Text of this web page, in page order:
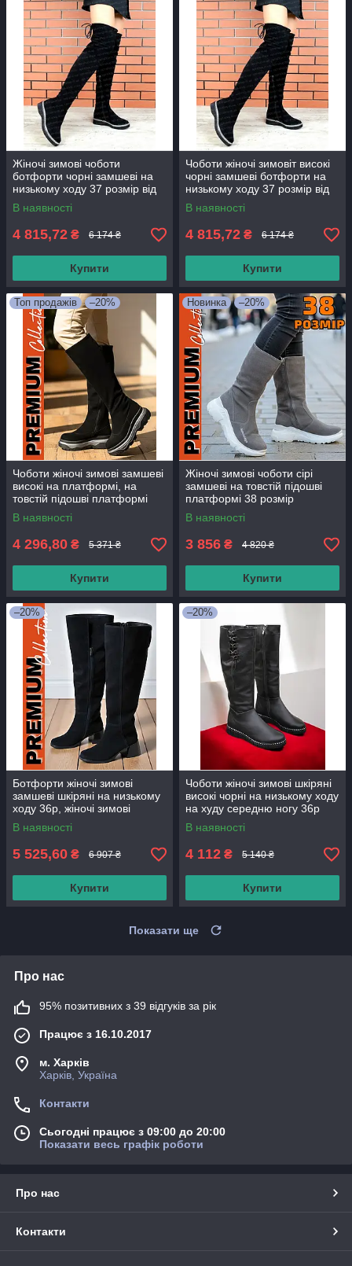
Жіночі зимові чоботи
ботфорти чорні замшеві на
низькому ходу 37 розмір від
виробника
В наявності
4 815,72 ₴ 6 174 ₴
Купити
Чоботи жіночі зимовіт високі
чорні замшеві ботфорти на
низькому ходу 37 розмір від
виробника
В наявності
4 815,72 ₴ 6 174 ₴
Купити
Топ продажів –20%
Чоботи жіночі зимові замшеві
високі на платформі, на
товстій підошві платформі
36-37 розмір
В наявності
4 296,80 ₴ 5 371 ₴
Купити
Новинка –20%
Жіночі зимові чоботи сірі
замшеві на товстій підошві
платформі 38 розмір
В наявності
3 856 ₴ 4 820 ₴
Купити
–20%
Ботфорти жіночі зимові
замшеві шкіряні на низькому
ходу 36р, жіночі зимові
чоботи ботфорти на товстому
каблуці
В наявності
5 525,60 ₴ 6 907 ₴
Купити
–20%
Чоботи жіночі зимові шкіряні
високі чорні на низькому ходу
на худу середню ногу 36р
В наявності
4 112 ₴ 5 140 ₴
Купити
Показати ще
Про нас
95% позитивних з 39 відгуків за рік
Працює з 16.10.2017
м. Харків
Харків, Україна
Контакти
Сьогодні працює з 09:00 до 20:00
Показати весь графік роботи
Про нас
Контакти